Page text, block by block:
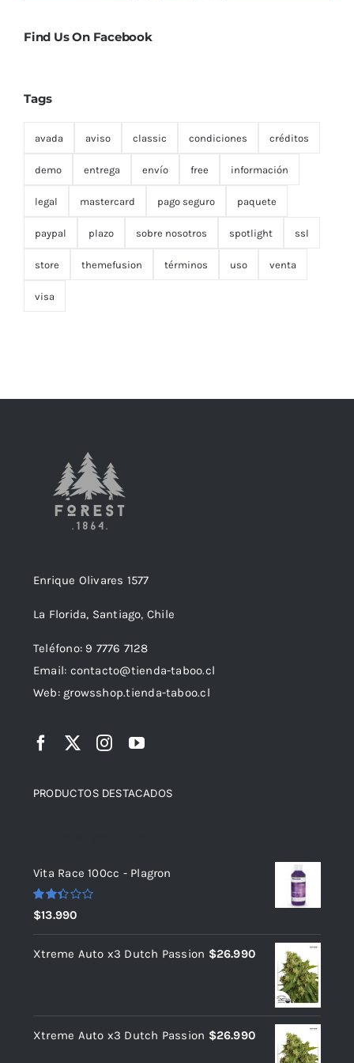
Find Us On Facebook
Tags
avada aviso classic condiciones créditos
demo entrega envío free información
legal mastercard pago seguro paquete
paypal plazo sobre nosotros spotlight ssl
store themefusion términos uso venta
visa
Enrique Olivares 1577
La Florida, Santiago, Chile
Teléfono: 9 7776 7128
Email: contacto@tienda-taboo.cl
Web: growsshop.tienda-taboo.cl
PRODUCTOS DESTACADOS
Vita Race 100cc - Plagron
Valorado
con
2.38
de 5
$13.990
Xtreme Auto x3 Dutch Passion $26.990
Xtreme Auto x3 Dutch Passion $26.990